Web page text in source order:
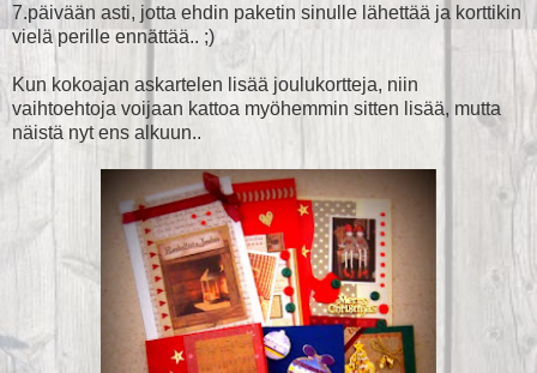
7.päivään asti, jotta ehdin paketin sinulle lähettää ja korttikin
vielä perille ennättää.. ;)
Kun kokoajan askartelen lisää joulukortteja, niin
vaihtoehtoja voijaan kattoa myöhemmin sitten lisää, mutta
näistä nyt ens alkuun..